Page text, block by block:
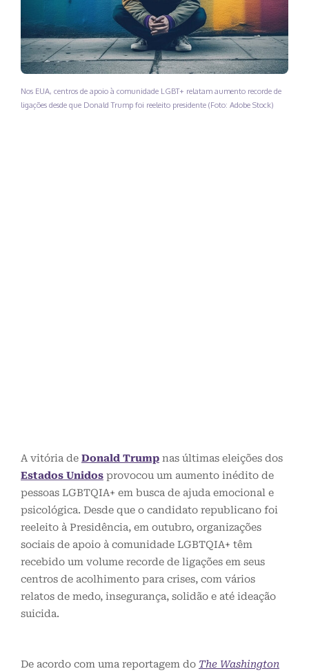
Nos EUA, centros de apoio à comunidade LGBT+ relatam aumento recorde de
ligações desde que Donald Trump foi reeleito presidente (Foto: Adobe Stock)
A vitória de Donald Trump nas últimas eleições dos
Estados Unidos provocou um aumento inédito de
pessoas LGBTQIA+ em busca de ajuda emocional e
psicológica. Desde que o candidato republicano foi
reeleito à Presidência, em outubro, organizações
sociais de apoio à comunidade LGBTQIA+ têm
recebido um volume recorde de ligações em seus
centros de acolhimento para crises, com vários
relatos de medo, insegurança, solidão e até ideação
suicida.
De acordo com uma reportagem do The Washington